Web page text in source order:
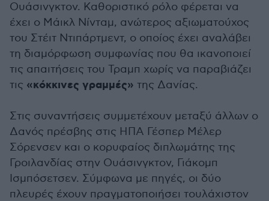
Ουάσινγκτον. Καθοριστικό ρόλο φέρεται να
έχει ο Μάικλ Νίνταμ, ανώτερος αξιωματούχος
του Στέιτ Ντιπάρτμεντ, ο οποίος έχει αναλάβει
τη διαμόρφωση συμφωνίας που θα ικανοποιεί
τις απαιτήσεις του Τραμπ χωρίς να παραβιάζει
τις «κόκκινες γραμμές» της Δανίας.
Στις συναντήσεις συμμετέχουν μεταξύ άλλων ο
Δανός πρέσβης στις ΗΠΑ Γέσπερ Μέλερ
Σόρενσεν και ο κορυφαίος διπλωμάτης της
Γροιλανδίας στην Ουάσινγκτον, Γιάκομπ
Ισμπόσετσεν. Σύμφωνα με πηγές, οι δύο
πλευρές έχουν πραγματοποιήσει τουλάχιστον